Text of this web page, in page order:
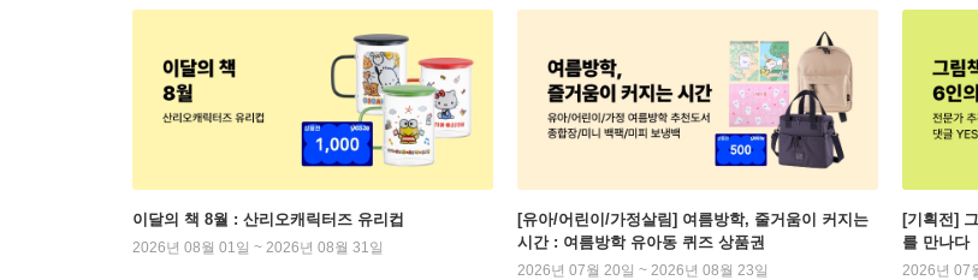
이달의 책 8월 : 산리오캐릭터즈 유리컵
2026년 08월 01일 ~ 2026년 08월 31일
[유아/어린이/가정살림] 여름방학, 줄거움이 커지는
시간 : 여름방학 유아동 퀴즈 상품권
2026년 07월 20일 ~ 2026년 08월 23일
[기획전]
를 만나다
2026년 07